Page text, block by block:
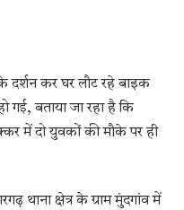
के दर्शन कर घर लौट रहे बाइक
गई, बताया जा रहा है कि
में दो युवकों की मौके पर ही
थाना क्षेत्र के ग्राम मुंदगांव में